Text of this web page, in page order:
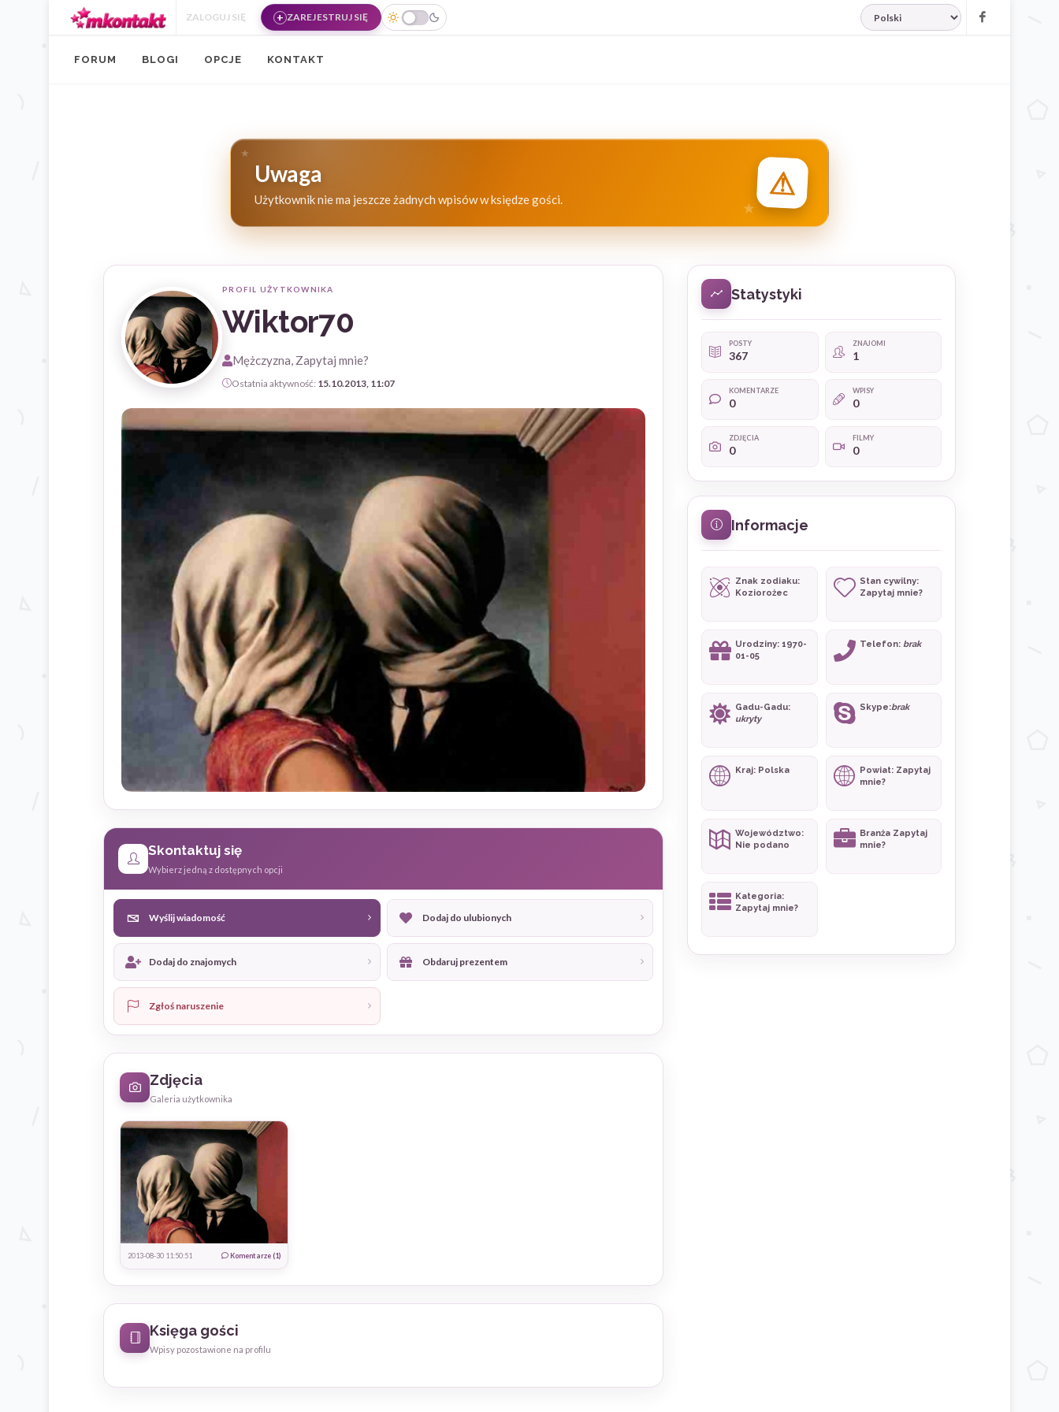
ZALOGUJ SIĘ
ZAREJESTRUJ SIĘ
JĘZYK
FORUM BLOGI OPCJE KONTAKT
Uwaga
Użytkownik nie ma jeszcze żadnych wpisów w księdze gości. ⚠
PROFIL UŻYTKOWNIKA
Wiktor70
Mężczyzna, Zapytaj mnie?
Ostatnia aktywność: 15.10.2013, 11:07
Skontaktuj się
Wybierz jedną z dostępnych opcji
Wyślij wiadomość Dodaj do ulubionych
Dodaj do znajomych Obdaruj prezentem
Zgłoś naruszenie
Zdjęcia
Galeria użytkownika
2013-08-30 11:50:51 Komentarze (1)
Księga gości
Wpisy pozostawione na profilu
Statystyki
POSTY
367
ZNAJOMI
1
KOMENTARZE
0
WPISY
0
ZDJĘCIA
0
FILMY
0
Informacje
Znak zodiaku:
Koziorożec
Stan cywilny:
Zapytaj mnie?
Urodziny: 1970-
01-05
Telefon: brak
Gadu-Gadu:
ukryty
Skype:brak
Kraj: Polska
Powiat: Zapytaj
mnie?
Województwo:
Nie podano
Branża Zapytaj
mnie?
Kategoria:
Zapytaj mnie?